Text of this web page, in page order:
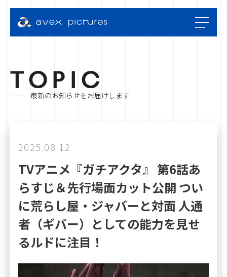
T O P C
最新のお知らせをお届けします
2025.08.12
TVアニメ『ガチアクタ』 第6話あ
らすじ＆先行場面カット公開 つい
に荒らし屋・ジャバーと対面 人通
者（ギバー）としての能力を見せ
るルドに注目！